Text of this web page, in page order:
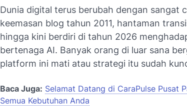
Dunia digital terus berubah dengan sangat
keemasan blog tahun 2011, hantaman
hingga kini berdiri di tahun 2026
bertenaga AI. Banyak orang di luar sana
platform ini mati atau strategi itu sudah
Baca Juga: Selamat Datang di CaraPulse Pusat
Semua Kebutuhan Anda